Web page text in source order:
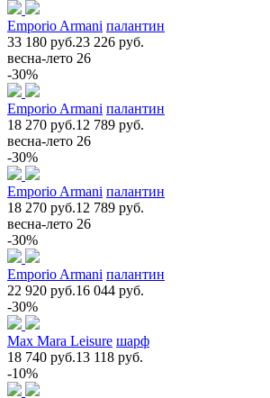
Emporio Armani палантин
33 180 руб.23 226 руб.
весна-лето 26
-30%
Emporio Armani палантин
18 270 руб.12 789 руб.
весна-лето 26
-30%
Emporio Armani палантин
18 270 руб.12 789 руб.
весна-лето 26
-30%
Emporio Armani палантин
22 920 руб.16 044 руб.
-30%
Max Mara Leisure шарф
18 740 руб.13 118 руб.
-10%